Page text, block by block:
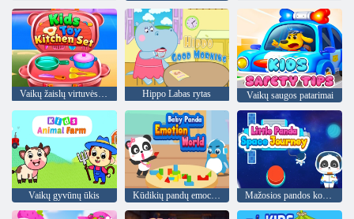
Vaikų žaislų virtuvės komplektas Hippo Labas rytas Vaikų saugos patarimai
Vaikų gyvūnų ūkis Kūdikių pandų emocijų pasaulis Mažosios pandos kosminė kelionė